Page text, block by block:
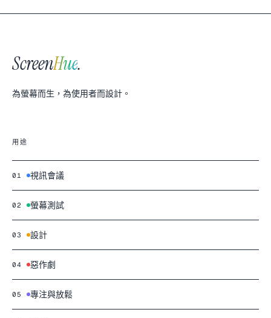
ScreenHue.
為螢幕而生，為使用者而設計。
用途
01 視訊會議
02 螢幕測試
03 設計
04 惡作劇
05 專注與放鬆